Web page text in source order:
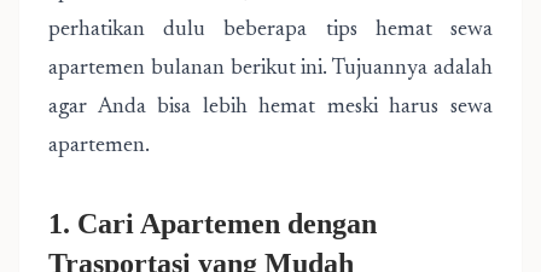
perhatikan dulu beberapa tips hemat sewa
apartemen bulanan berikut ini. Tujuannya adalah
agar Anda bisa lebih hemat meski harus sewa
apartemen.
1. Cari Apartemen dengan
Trasportasi yang Mudah